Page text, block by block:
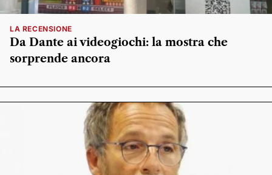
LA RECENSIONE
Da Dante ai videogiochi: la mostra che
sorprende ancora